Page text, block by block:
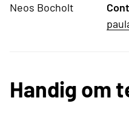
Neos Bocholt
Handig om